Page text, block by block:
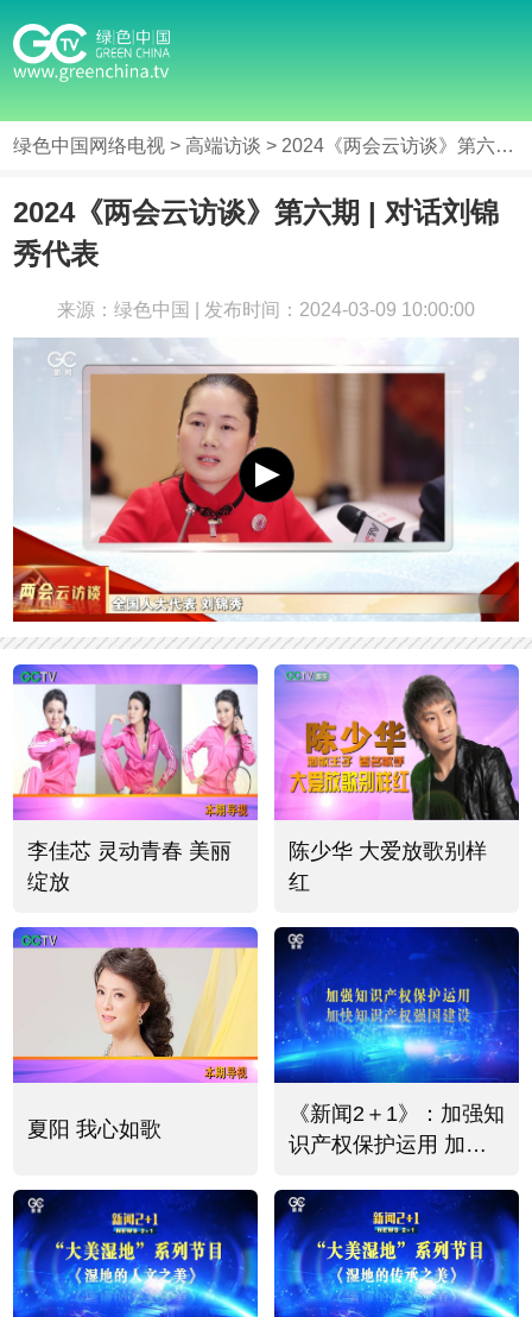
绿色中国网络电视 >高端访谈 > 2024《两会云访谈》第六期 | 对话刘锦秀代表
2024《两会云访谈》第六期 | 对话刘锦
秀代表
来源：绿色中国 | 发布时间：2024-03-09 10:00:00
李佳芯 灵动青春 美丽
绽放
陈少华 大爱放歌别样
红
夏阳 我心如歌
《新闻2＋1》：加强知
识产权保护运用 加快